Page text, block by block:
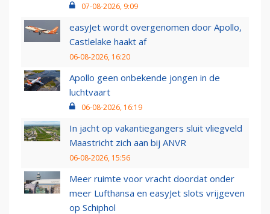
07-08-2026, 9:09
easyJet wordt overgenomen door Apollo,
Castlelake haakt af
06-08-2026, 16:20
Apollo geen onbekende jongen in de
luchtvaart
06-08-2026, 16:19
In jacht op vakantiegangers sluit vliegveld
Maastricht zich aan bij ANVR
06-08-2026, 15:56
Meer ruimte voor vracht doordat onder
meer Lufthansa en easyJet slots vrijgeven
op Schiphol